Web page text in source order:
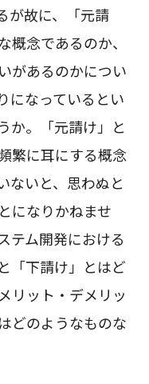
が故に、「元請
念であるのか、
があるのかについ
になっているとい
か。「元請け」と
繁に耳にする概念
ないと、思わぬと
になりかねませ
テム開発における
「下請け」とはど
リット・デメリッ
どのようなものな